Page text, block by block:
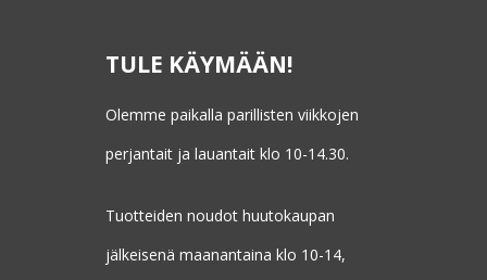
TULE KÄYMÄÄN!
Olemme paikalla parillisten viikkojen
perjantait ja lauantait klo 10-14.30.
Tuotteiden noudot huutokaupan
jälkeisenä maanantaina klo 10-14,